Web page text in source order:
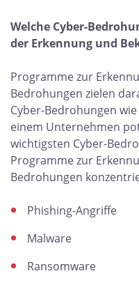
Welche Cyber-
der Erkennung und
Programme zur
Bedrohungen zielen
Cyber-Bedrohungen
einem Unternehmen
wichtigsten Cyber-
Programme zur
Bedrohungen
Phishing-Angriffe
Malware
Ransomware